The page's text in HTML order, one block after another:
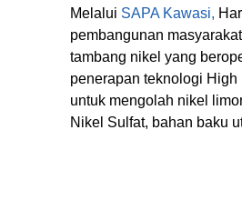
Melalui SAPA Kawasi,
pembangunan
tambang nikel yang
penerapan teknologi
untuk mengolah nikel
Nikel Sulfat, bahan baku